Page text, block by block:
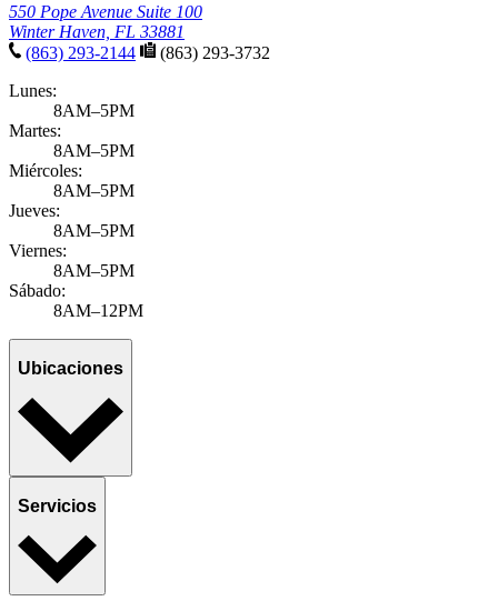
550 Pope Avenue Suite 100
Winter Haven, FL 33881
(863) 293-2144
(863) 293-3732
Lunes:
8AM–5PM
Martes:
8AM–5PM
Miércoles:
8AM–5PM
Jueves:
8AM–5PM
Viernes:
8AM–5PM
Sábado:
8AM–12PM
Ubicaciones
Servicios